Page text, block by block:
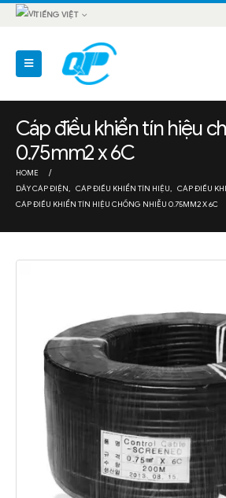
TIẾNG VIỆT
Cáp điều khiển tín hiệu
0.75mm2 x 6C
HOME
DÂY CÁP ĐIỆN, CÁP ĐIỀU KHIỂN TÍN HIỆU, CÁP ĐIỀU
CÁP ĐIỀU KHIỂN TÍN HIỆU CHỐNG NHIỄU 0.75MM2 X 6C